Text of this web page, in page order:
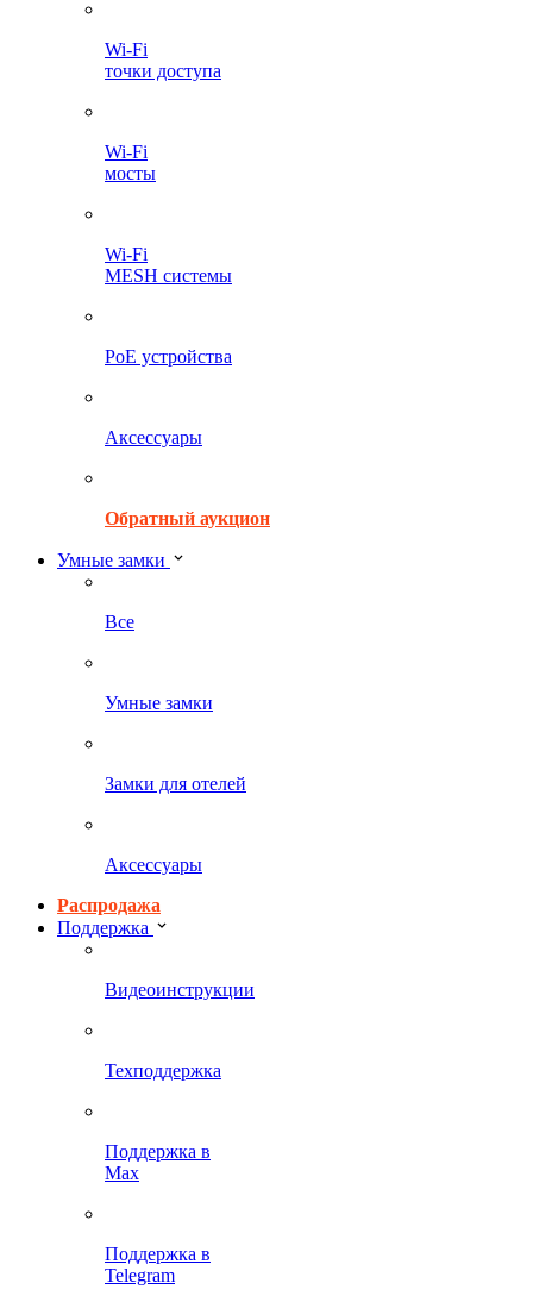
Wi-Fi
точки доступа
Wi-Fi
мосты
Wi-Fi
MESH системы
PoE устройства
Аксессуары
Обратный аукцион
Умные замки
Все
Умные замки
Замки для отелей
Аксессуары
Распродажа
Поддержка
Видеоинструкции
Техподдержка
Поддержка в
Max
Поддержка в
Telegram